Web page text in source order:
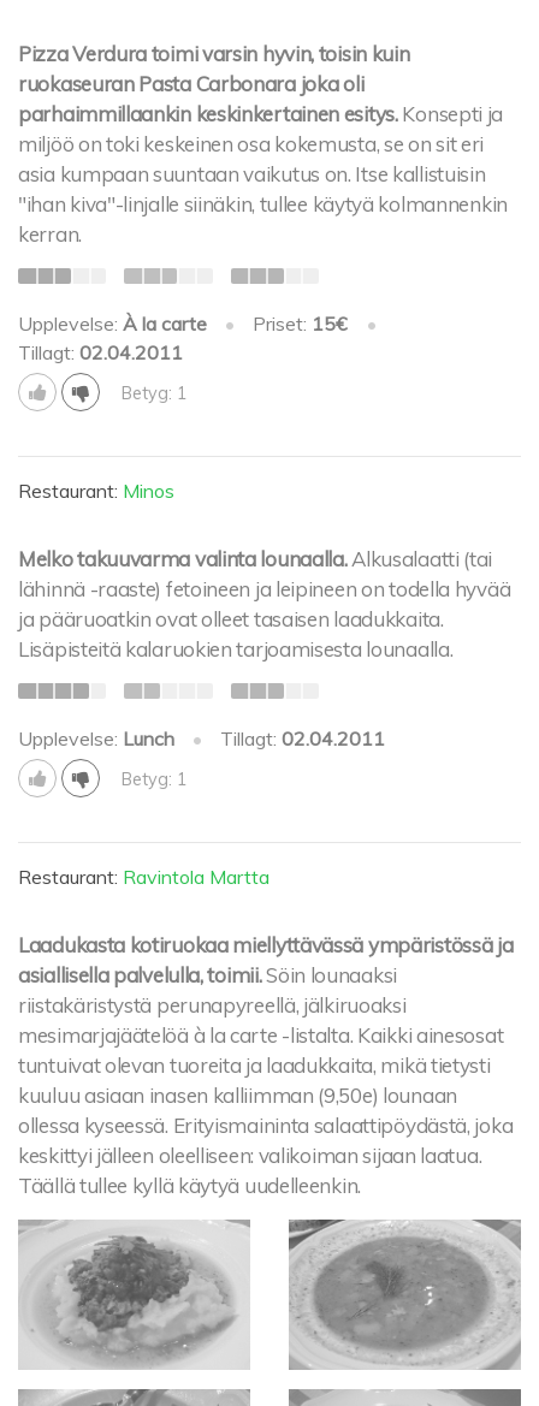
Pizza Verdura toimi varsin hyvin, toisin kuin
ruokaseuran Pasta Carbonara joka oli
parhaimmillaankin keskinkertainen esitys. Konsepti ja
miljöö on toki keskeinen osa kokemusta, se on sit eri
asia kumpaan suuntaan vaikutus on. Itse kallistuisin
"ihan kiva"-linjalle siinäkin, tullee käytyä kolmannenkin
kerran.
Upplevelse: À la carte • Priset: 15€
•
Tillagt: 02.04.2011
Betyg: 1
Restaurant: Minos
Melko takuuvarma valinta lounaalla. Alkusalaatti (tai
lähinnä -raaste) fetoineen ja leipineen on todella hyvää
ja pääruoatkin ovat olleet tasaisen laadukkaita.
Lisäpisteitä kalaruokien tarjoamisesta lounaalla.
Upplevelse: Lunch • Tillagt:02.04.2011
Betyg: 1
Restaurant: Ravintola Martta
Laadukasta kotiruokaa miellyttävässä ympäristössä ja
asiallisella palvelulla, toimii.Söin lounaaksi
riistakäristystä perunapyreellä, jälkiruoaksi
mesimarjajäätelöä à la carte -listalta. Kaikki ainesosat
tuntuivat olevan tuoreita ja laadukkaita, mikä tietysti
kuuluu asiaan inasen kalliimman (9,50e) lounaan
ollessa kyseessä. Erityismaininta salaattipöydästä, joka
keskittyi jälleen oleelliseen: valikoiman sijaan laatua.
Täällä tullee kyllä käytyä uudelleenkin.